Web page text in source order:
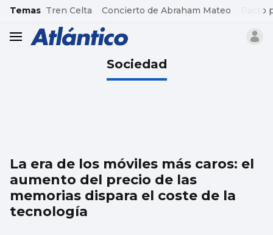
common.go-to-content
Temas Tren Celta Concierto de Abraham Mateo Pacto
header.menu.open
Sociedad
La era de los móviles más caros: el
aumento del precio de las
memorias dispara el coste de la
tecnología